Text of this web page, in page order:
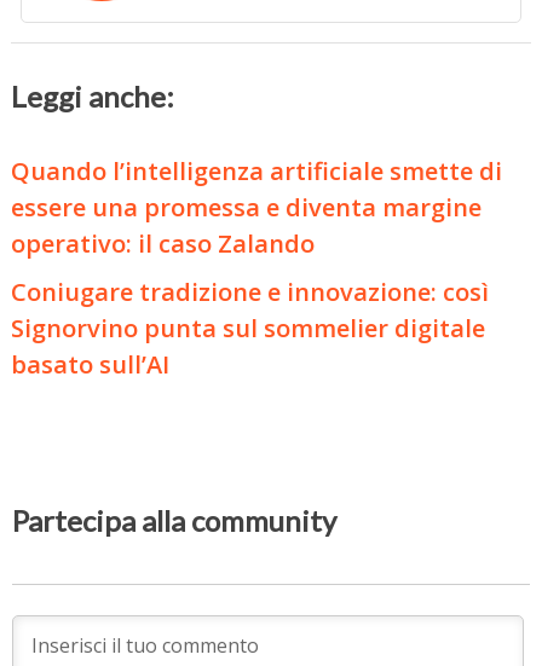
Leggi anche:
Quando l’intelligenza artificiale smette di
essere una promessa e diventa margine
operativo: il caso Zalando
Coniugare tradizione e innovazione: così
Signorvino punta sul sommelier digitale
basato sull’AI
Partecipa alla community